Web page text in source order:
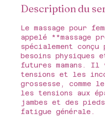
Description du
Le massage pour
appelé **massage
spécialement conçu
besoins physiques
futures mamans.
tensions et les
grossesse, comme
les tensions aux
jambes et des
fatigue générale.